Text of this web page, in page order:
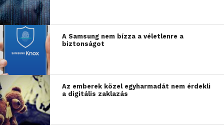
A Samsung nem bízza a véletlenre a
biztonságot
Az emberek közel egyharmadát nem érdekli
a digitális zaklazás